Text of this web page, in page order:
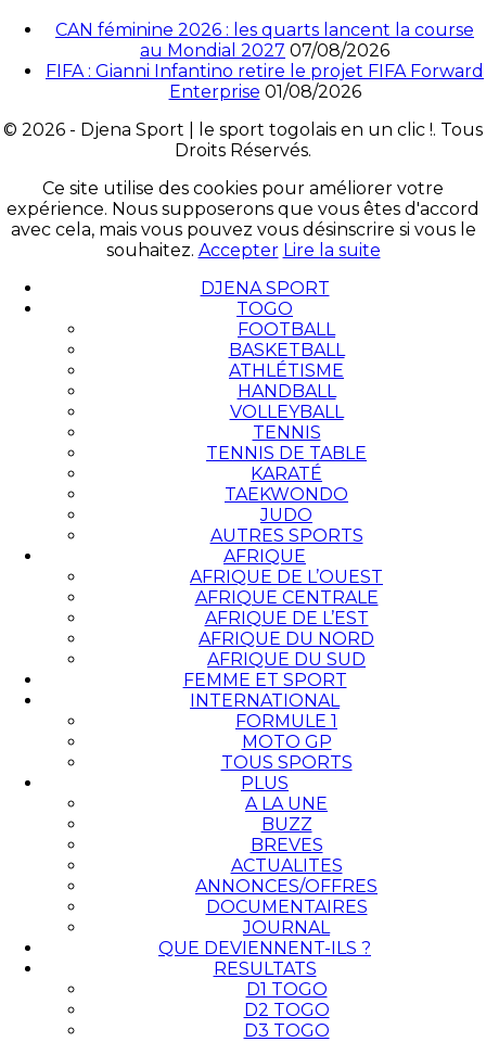
CAN féminine 2026 : les quarts lancent la course
au Mondial 2027 07/08/2026
FIFA : Gianni Infantino retire le projet FIFA Forward
Enterprise 01/08/2026
© 2026 - Djena Sport | le sport togolais en un clic !. Tous
Droits Réservés.
Ce site utilise des cookies pour améliorer votre
expérience. Nous supposerons que vous êtes d'accord
avec cela, mais vous pouvez vous désinscrire si vous le
souhaitez. Accepter Lire la suite
DJENA SPORT
TOGO
FOOTBALL
BASKETBALL
ATHLÉTISME
HANDBALL
VOLLEYBALL
TENNIS
TENNIS DE TABLE
KARATÉ
TAEKWONDO
JUDO
AUTRES SPORTS
AFRIQUE
AFRIQUE DE L’OUEST
AFRIQUE CENTRALE
AFRIQUE DE L’EST
AFRIQUE DU NORD
AFRIQUE DU SUD
FEMME ET SPORT
INTERNATIONAL
FORMULE 1
MOTO GP
TOUS SPORTS
PLUS
A LA UNE
BUZZ
BREVES
ACTUALITES
ANNONCES/OFFRES
DOCUMENTAIRES
JOURNAL
QUE DEVIENNENT-ILS ?
RESULTATS
D1 TOGO
D2 TOGO
D3 TOGO